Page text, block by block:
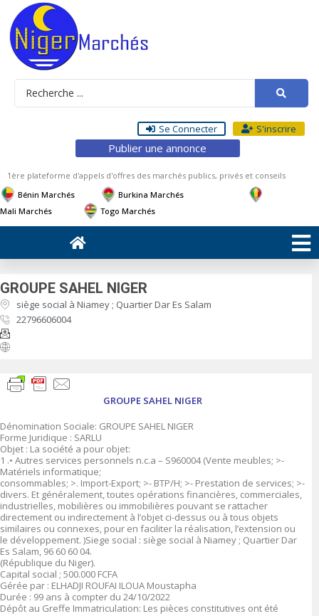
Se Connecter S'inscrire
Publier une annonce
1ère plateforme d'appels d'offres des marchés publics, privés et conseils
Bénin Marchés
Burkina Marchés
Mali Marchés
Togo Marchés
GROUPE SAHEL NIGER
siège social à Niamey ; Quartier Dar Es Salam
22796606004
GROUPE SAHEL NIGER
Dénomination Sociale: GROUPE SAHEL NIGER
Forme Juridique : SARLU
Objet : La société a pour objet:
1 .• Autres services personnels n.c.a – S960004 (Vente meubles; >-
Matériels informatique;
consommables; >. Import-Export; >- BTP/H; >- Prestation de services; >-
divers. Et généralement, toutes opérations financières, commerciales,
industrielles, mobilières ou immobilières pouvant se rattacher
directement ou indirectement à l’objet ci-dessus ou à tous objets
similaires ou connexes, pour en faciliter la réalisation, l’extension ou
le développement. )Siege social : siège social à Niamey ; Quartier Dar
Es Salam, 96 60 60 04.
(République du Niger).
Capital social ; 500.000 FCFA
Gérée par : ELHADJI ROUFAI ILOUA Moustapha
Durée : 99 ans à compter du 24/10/2022
Dépôt au Greffe Immatriculation: Les pièces constitutives ont été